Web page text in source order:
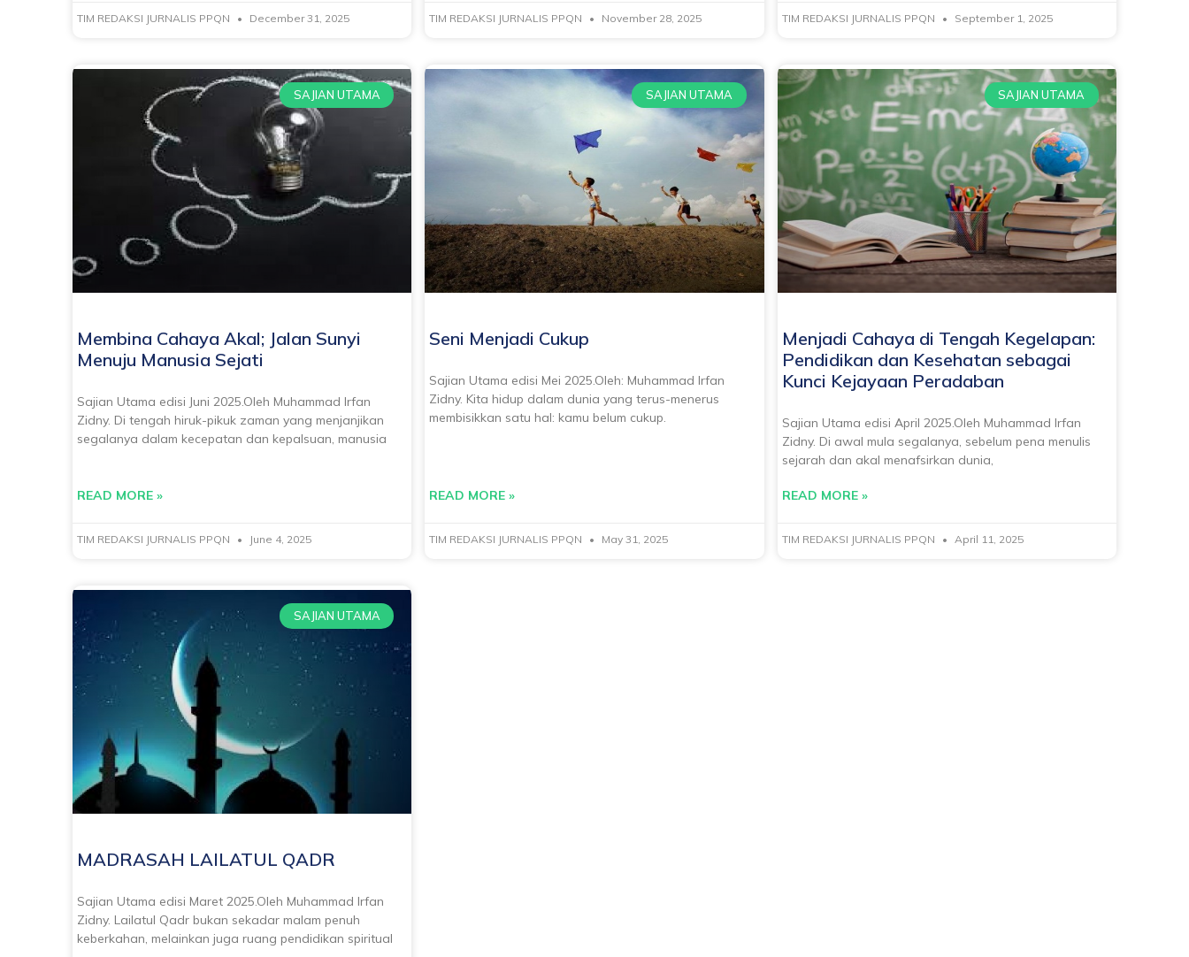
TIM REDAKSI JURNALIS PPQN December 31, 2025 TIM REDAKSI JURNALIS PPQN November 28, 2025 TIM REDAKSI JURNALIS PPQN September 1, 2025
SAJIAN UTAMA
Membina Cahaya Akal; Jalan Sunyi
Menuju Manusia Sejati
Sajian Utama edisi Juni 2025.Oleh Muhammad Irfan
Zidny. Di tengah hiruk-pikuk zaman yang menjanjikan
segalanya dalam kecepatan dan kepalsuan, manusia
READ MORE »
TIM REDAKSI JURNALIS PPQN June 4, 2025
SAJIAN UTAMA
Seni Menjadi Cukup
Sajian Utama edisi Mei 2025.Oleh: Muhammad Irfan
Zidny. Kita hidup dalam dunia yang terus-menerus
membisikkan satu hal: kamu belum cukup.
READ MORE »
TIM REDAKSI JURNALIS PPQN May 31, 2025
SAJIAN UTAMA
Menjadi Cahaya di Tengah Kegelapan:
Pendidikan dan Kesehatan sebagai
Kunci Kejayaan Peradaban
Sajian Utama edisi April 2025.Oleh Muhammad Irfan
Zidny. Di awal mula segalanya, sebelum pena menulis
sejarah dan akal menafsirkan dunia,
READ MORE »
TIM REDAKSI JURNALIS PPQN April 11, 2025
SAJIAN UTAMA
MADRASAH LAILATUL QADR
Sajian Utama edisi Maret 2025.Oleh Muhammad Irfan
Zidny. Lailatul Qadr bukan sekadar malam penuh
keberkahan, melainkan juga ruang pendidikan spiritual